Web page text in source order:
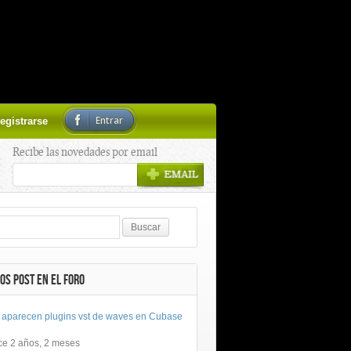
Entrar
Recibe las novedades por email
POST EN EL FORO
aparecen plugins vst de waves en Cubase
2 años, 2 meses